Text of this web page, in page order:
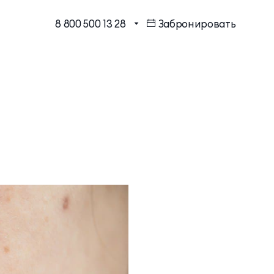
8 800 500 13 28
Забронировать
Коннект Делюкс
Коннект Делюкс Прайм